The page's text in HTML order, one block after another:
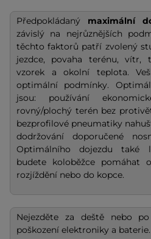
Předpokládaný maximální
závislý na nejrůznějších
těchto faktorů patří zvolený
jezdce, povaha terénu, vítr,
vzorek a okolní teplota.
optimální podmínky.
jsou: používání
rovný/plochý terén bez
bezprofilové pneumatiky
dodržování doporučené
Optimálního dojezdu také
budete koloběžce pomáhat
rozjíždění nebo do kopce.
Nejezděte za deště nebo
poškození elektroniky a baterie.